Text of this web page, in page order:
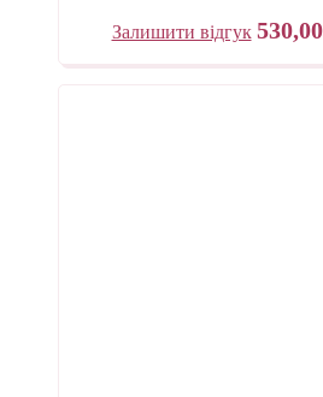
Залишити відгук 530,00